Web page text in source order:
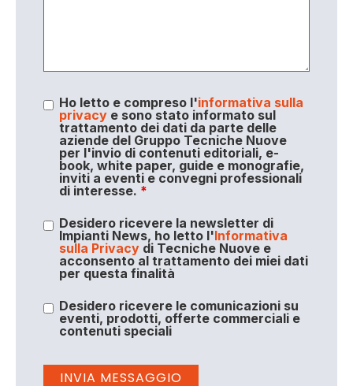
Ho letto e compreso l'informativa sulla
privacye sono stato informato sul
trattamento dei dati da parte delle
aziende del Gruppo Tecniche Nuove
per l'invio di contenuti editoriali, e-
book, white paper, guide e monografie,
inviti a eventi e convegni professionali
di interesse. *
Desidero ricevere la newsletter di
Impianti News, ho letto l'Informativa
sulla Privacydi Tecniche Nuove e
acconsento al trattamento dei miei dati
per questa finalità
Desidero ricevere le comunicazioni su
eventi, prodotti, offerte commerciali e
contenuti speciali